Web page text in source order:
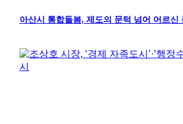
아산시 통합돌봄, 제도의 문턱 넘어 어르신